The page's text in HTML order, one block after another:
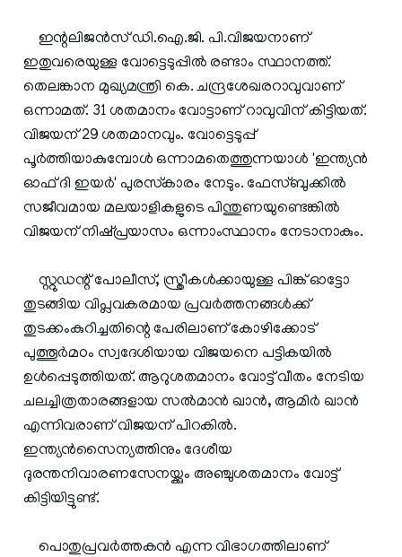
ഇന്റലിജന്‍സ് ഡി.ഐ.ജി. പി.വിജയനാണ്
ഇതുവരെയുള്ള വോട്ടെടുപ്പില്‍ രണ്ടാം സ്ഥാനത്ത്.
തെലങ്കാന മുഖ്യമന്ത്രി കെ. ചന്ദ്രശേഖരറാവുവാണ്
ഒന്നാമത്. 31 ശതമാനം വോട്ടാണ് റാവുവിന് കിട്ടിയത്.
വിജയന് 29 ശതമാനവും. വോട്ടെടുപ്പ്
പൂര്‍ത്തിയാകുമ്പോള്‍ ഒന്നാമതെത്തുന്നയാള്‍ 'ഇന്ത്യന്‍
ഓഫ് ദി ഇയര്‍' പുരസ്‌കാരം നേടും. ഫേസ്ബുക്കില്‍
സജീവമായ മലയാളികളുടെ പിന്തുണയുണ്ടെങ്കില്‍
വിജയന് നിഷ്പ്രയാസം ഒന്നാംസ്ഥാനം നേടാനാകും.
സ്റ്റുഡന്റ് പോലീസ്, സ്ത്രീകള്‍ക്കായുള്ള പിങ്ക് ഓട്ടോ
തുടങ്ങിയ വിപ്ലവകരമായ പ്രവര്‍ത്തനങ്ങള്‍ക്ക്
തുടക്കംകുറിച്ചതിന്റെ പേരിലാണ് കോഴിക്കോട്
പുത്തൂര്‍മഠം സ്വദേശിയായ വിജയനെ പട്ടികയില്‍
ഉള്‍പ്പെടുത്തിയത്. ആറുശതമാനം വോട്ട് വീതം നേടിയ
ചലച്ചിത്രതാരങ്ങളായ സല്‍മാന്‍ ഖാന്‍, ആമിര്‍ ഖാന്‍
എന്നിവരാണ് വിജയന് പിറകില്‍.
ഇന്ത്യന്‍സൈന്യത്തിനും ദേശീയ
ദുരന്തനിവാരണസേനയ്ക്കും അഞ്ചുശതമാനം വോട്ട്
കിട്ടിയിട്ടുണ്ട്.
പൊതുപ്രവര്‍ത്തകന്‍ എന്ന വിഭാഗത്തിലാണ്